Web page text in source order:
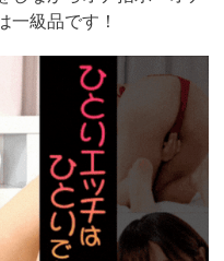
一級品です！